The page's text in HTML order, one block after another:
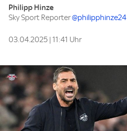
Philipp Hinze
Sky Sport Reporter@philipphinze24
03.04.2025 | 11:41 Uhr